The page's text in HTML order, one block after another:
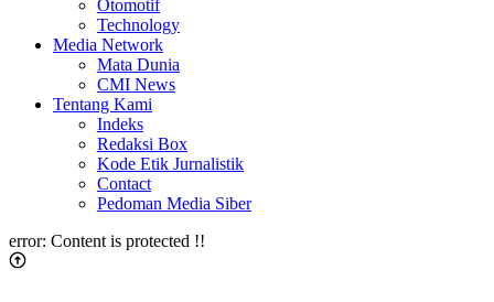
Otomotif
Technology
Media Network
Mata Dunia
CMI News
Tentang Kami
Indeks
Redaksi Box
Kode Etik Jurnalistik
Contact
Pedoman Media Siber
error: Content is protected !!